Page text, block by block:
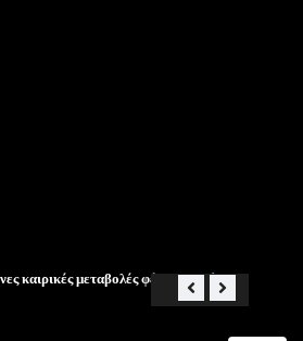
καιρικές μεταβολές φέρνει ο Μάιος